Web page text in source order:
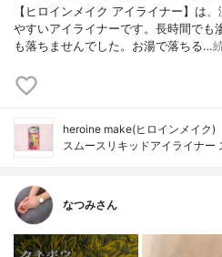
【ヒロインメイク アイライナー】は
やすいアイライナーです。長時間でも
も落ちませんでした。お湯で落ちる…
heroine make(ヒロインメイク)
スムースリキッドアイライナー
なつみさん